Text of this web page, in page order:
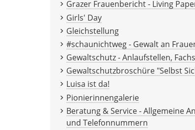
Grazer Frauenbericht - Living
Girls' Day
Gleichstellung
#schaunichtweg - Gewalt an
Gewaltschutz - Anlaufstellen,
Gewaltschutzbroschüre "Selbst
Luisa ist da!
Pionierinnengalerie
Beratung & Service - Allgemeine
und Telefonnummern